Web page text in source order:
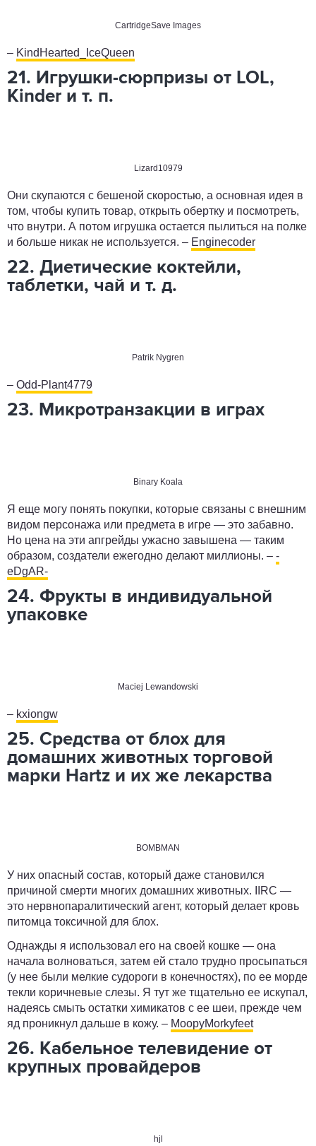
CartridgeSave Images
– KindHearted_IceQueen
21. Игрушки-сюрпризы от LOL,
Kinder и т. п.
Lizard10979
Они скупаются с бешеной скоростью, а основная идея в
том, чтобы купить товар, открыть обертку и посмотреть,
что внутри. А потом игрушка остается пылиться на полке
и больше никак не используется. – Enginecoder
22. Диетические коктейли,
таблетки, чай и т. д.
Patrik Nygren
– Odd-Plant4779
23. Микротранзакции в играх
Binary Koala
Я еще могу понять покупки, которые связаны с внешним
видом персонажа или предмета в игре — это забавно.
Но цена на эти апгрейды ужасно завышена — таким
образом, создатели ежегодно делают миллионы. – -
eDgAR-
24. Фрукты в индивидуальной
упаковке
Maciej Lewandowski
– kxiongw
25. Средства от блох для
домашних животных торговой
марки Hartz и их же лекарства
BOMBMAN
У них опасный состав, который даже становился
причиной смерти многих домашних животных. IIRC —
это нервнопаралитический агент, который делает кровь
питомца токсичной для блох.
Однажды я использовал его на своей кошке — она
начала волноваться, затем ей стало трудно просыпаться
(у нее были мелкие судороги в конечностях), по ее морде
текли коричневые слезы. Я тут же тщательно ее искупал,
надеясь смыть остатки химикатов с ее шеи, прежде чем
яд проникнул дальше в кожу. – MoopyMorkyfeet
26. Кабельное телевидение от
крупных провайдеров
hjl